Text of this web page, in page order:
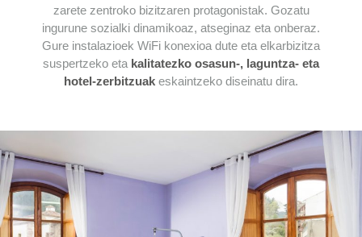
zarete zentroko bizitzaren protagonistak. Gozatu
ingurune sozialki dinamikoaz, atseginaz eta onberaz.
Gure instalazioek WiFi konexioa dute eta elkarbizitza
suspertzeko eta kalitatezko osasun-, laguntza- eta
hotel-zerbitzuak eskaintzeko diseinatu dira.